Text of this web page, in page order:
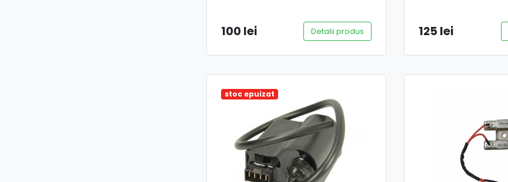
100 lei Detalii produs 125 lei
stoc epuizat